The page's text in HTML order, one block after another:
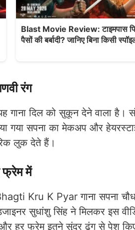
Blast Movie Review: टाइमपास
पैसों की बर्बादी? जानिए बिना किसी
रंग
गाना दिल को सुकून देने वाला
गया सपना का मेकअप और
लुक देते हैं।
फ्रेम में
सुधांशु सिंह ने मिलकर इस
हर फ्रेम इतने सुंदर ढंग से पेश